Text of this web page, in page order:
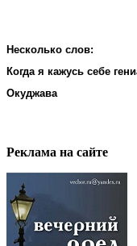
Несколько слов:
Когда я кажусь себе
Окуджава
Реклама на cайте